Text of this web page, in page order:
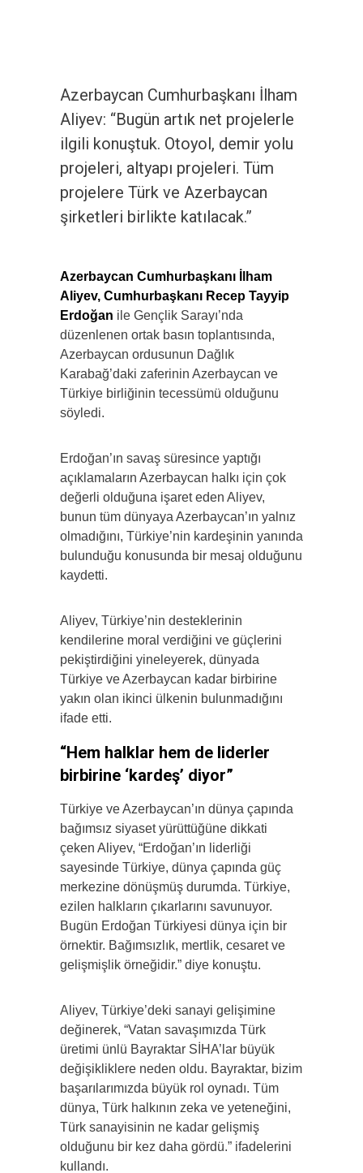
Azerbaycan Cumhurbaşkanı İlham
Aliyev: “Bugün artık net projelerle
ilgili konuştuk. Otoyol, demir yolu
projeleri, altyapı projeleri. Tüm
projelere Türk ve Azerbaycan
şirketleri birlikte katılacak.”
Azerbaycan Cumhurbaşkanı İlham
Aliyev, Cumhurbaşkanı Recep Tayyip
Erdoğan ile Gençlik Sarayı’nda
düzenlenen ortak basın toplantısında,
Azerbaycan ordusunun Dağlık
Karabağ’daki zaferinin Azerbaycan ve
Türkiye birliğinin tecessümü olduğunu
söyledi.
Erdoğan’ın savaş süresince yaptığı
açıklamaların Azerbaycan halkı için çok
değerli olduğuna işaret eden Aliyev,
bunun tüm dünyaya Azerbaycan’ın yalnız
olmadığını, Türkiye’nin kardeşinin yanında
bulunduğu konusunda bir mesaj olduğunu
kaydetti.
Aliyev, Türkiye’nin desteklerinin
kendilerine moral verdiğini ve güçlerini
pekiştirdiğini yineleyerek, dünyada
Türkiye ve Azerbaycan kadar birbirine
yakın olan ikinci ülkenin bulunmadığını
ifade etti.
“Hem halklar hem de liderler
birbirine ‘kardeş’ diyor”
Türkiye ve Azerbaycan’ın dünya çapında
bağımsız siyaset yürüttüğüne dikkati
çeken Aliyev, “Erdoğan’ın liderliği
sayesinde Türkiye, dünya çapında güç
merkezine dönüşmüş durumda. Türkiye,
ezilen halkların çıkarlarını savunuyor.
Bugün Erdoğan Türkiyesi dünya için bir
örnektir. Bağımsızlık, mertlik, cesaret ve
gelişmişlik örneğidir.” diye konuştu.
Aliyev, Türkiye’deki sanayi gelişimine
değinerek, “Vatan savaşımızda Türk
üretimi ünlü Bayraktar SİHA’lar büyük
değişikliklere neden oldu. Bayraktar, bizim
başarılarımızda büyük rol oynadı. Tüm
dünya, Türk halkının zeka ve yeteneğini,
Türk sanayisinin ne kadar gelişmiş
olduğunu bir kez daha gördü.” ifadelerini
kullandı.